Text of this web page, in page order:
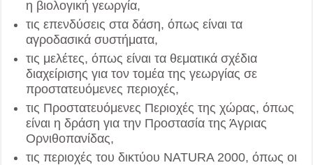
η βιολογική γεωργία,
τις επενδύσεις στα δάση, όπως είναι τα
αγροδασικά συστήματα,
τις μελέτες, όπως είναι τα θεματικά σχέδια
διαχείρισης για τον τομέα της γεωργίας σε
προστατευόμενες περιοχές,
τις Προστατευόμενες Περιοχές της χώρας, όπως
είναι η δράση για την Προστασία της Άγριας
Ορνιθοπανίδας,
τις περιοχές του δικτύου NATURA 2000, όπως οι